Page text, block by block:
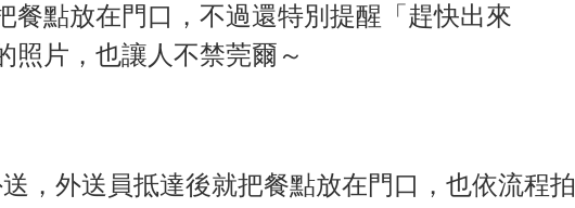
餐點放在門口，不過還特別提醒「趕快出來
照片，也讓人不禁莞爾～
，外送員抵達後就把餐點放在門口，也依流程拍